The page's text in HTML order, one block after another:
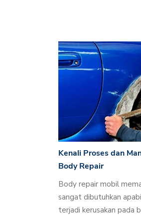
Kenali Proses dan
Body Repair
Body repair mobil
sangat dibutuhkan
terjadi kerusakan pada